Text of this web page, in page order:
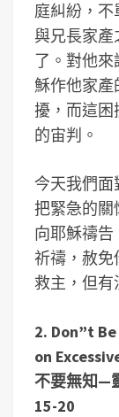
庭糾紛，不
與兄長家產
了。對他
穌作他家
擾，而這困
的宙判。
今天我們面
把緊急的關
向耶穌禱
祈禱，赦
救主，但有
2. Don”t
on
不要無知—
15-20